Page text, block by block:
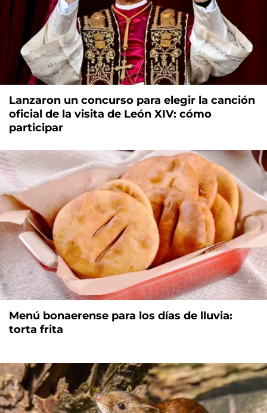
Lanzaron un concurso para elegir la canción
oficial de la visita de León XIV: cómo
participar
Menú bonaerense para los días de lluvia:
torta frita